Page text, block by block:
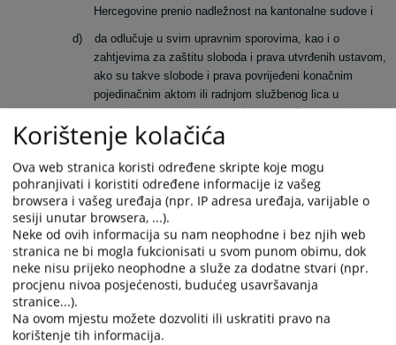
Hercegovine prenio nadležnost na kantonalne sudove i
d)
da odlučuje u svim upravnim sporovima, kao i o
zahtjevima za zaštitu sloboda i prava utvrđenih ustavom,
ako su takve slobode i prava povrijeđeni konačnim
pojedinačnim aktom ili radnjom službenog lica u
organima uprave, odnosno odgovornog lica u preduzeću,
ustanovi ili drugom pravnom licu kada za zaštitu tih
prava nije osigurana druga sudska zaštita.
2. Drugostepena nadležnost
a) da odlučuje o žalbama protiv odluka općinskih sudova,
b)
da odlučuje o drugim redovnim i vanrednim pravnim
lijekovima, ako je to određeno zakonom.
3. Ostalo
Korištenje kolačića
Ova web stranica koristi određene skripte koje mogu
pohranjivati i koristiti određene informacije iz vašeg
browsera i vašeg uređaja (npr. IP adresa uređaja, varijable o
sesiji unutar browsera, ...).
Neke od ovih informacija su nam neophodne i bez njih web
stranica ne bi mogla fukcionisati u svom punom obimu, dok
neke nisu prijeko neophodne a služe za dodatne stvari (npr.
procjenu nivoa posjećenosti, budućeg usavršavanja
stranice...).
Na ovom mjestu možete dozvoliti ili uskratiti pravo na
korištenje tih informacija.